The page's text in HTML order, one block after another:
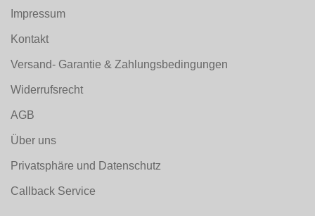
Impressum
Kontakt
Versand- Garantie & Zahlungsbedingungen
Widerrufsrecht
AGB
Über uns
Privatsphäre und Datenschutz
Callback Service